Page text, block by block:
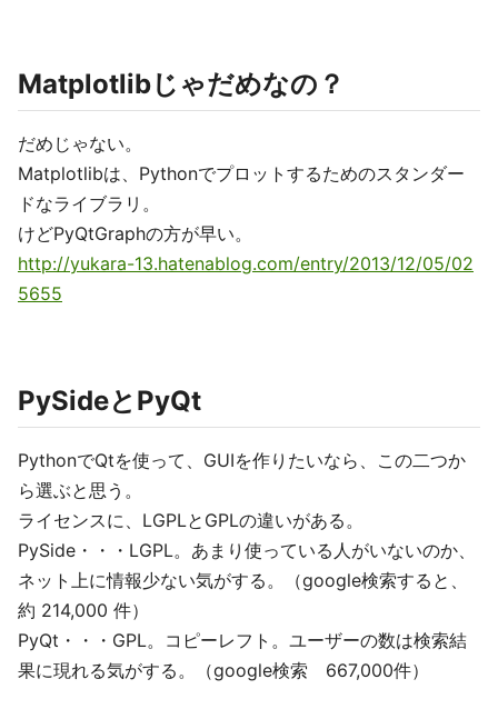
Matplotlibじゃだめなの？
だめじゃない。
Matplotlibは、Pythonでプロットするためのスタンダー
ドなライブラリ。
けどPyQtGraphの方が早い。
http://yukara-13.hatenablog.com/entry/2013/12/05/02
5655
PySideとPyQt
PythonでQtを使って、GUIを作りたいなら、この二つか
ら選ぶと思う。
ライセンスに、LGPLとGPLの違いがある。
PySide・・・LGPL。あまり使っている人がいないのか、
ネット上に情報少ない気がする。（google検索すると、
約 214,000 件）
PyQt・・・GPL。コピーレフト。ユーザーの数は検索結
果に現れる気がする。（google検索 667,000件）